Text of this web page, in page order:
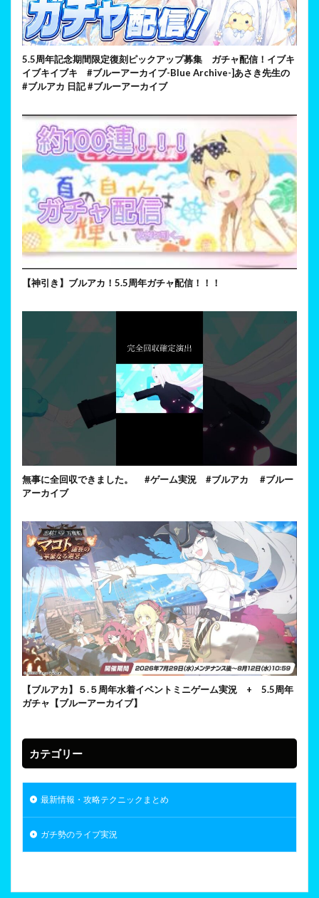
5.5周年記念期間限定復刻ピックアップ募集 ガチャ配信！イブキ
イブキイブキ #ブルーアーカイブ-Blue Archive-]あさき先生の
#ブルアカ 日記 #ブルーアーカイブ
【神引き】ブルアカ！5.5周年ガチャ配信！！！
無事に全回収できました。 #ゲーム実況 #ブルアカ #ブルー
アーカイブ
【ブルアカ】５.５周年水着イベントミニゲーム実況 + 5.5周年
ガチャ【ブルーアーカイブ】
カテゴリー
最新情報・攻略テクニックまとめ
ガチ勢のライブ実況